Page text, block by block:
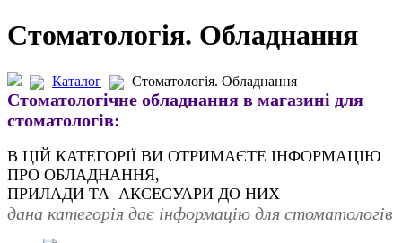
Стоматологія. Обладнання
Каталог Стоматологія. Обладнання
Стоматологічне обладнання в магазині для
стоматологів:
В ЦІЙ КАТЕГОРІЇ ВИ ОТРИМАЄТЕ ІНФОРМАЦІЮ
ПРО ОБЛАДНАННЯ,
ПРИЛАДИ ТА АКСЕСУАРИ ДО НИХ
дана категорія дає інформацію для стоматологів